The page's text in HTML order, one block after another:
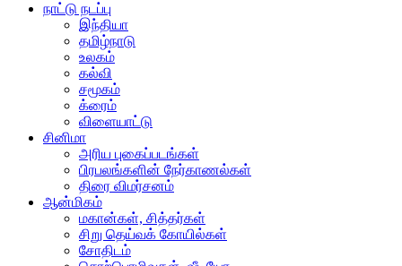
நாட்டு நடப்பு
இந்தியா
தமிழ்நாடு
உலகம்
கல்வி
சமூகம்
க்ரைம்
விளையாட்டு
சினிமா
அரிய புகைப்படங்கள்
பிரபலங்களின் நேர்காணல்கள்
திரை விமர்சனம்
ஆன்மிகம்
மகான்கள், சித்தர்கள்
சிறு தெய்வக் கோயில்கள்
சோதிடம்